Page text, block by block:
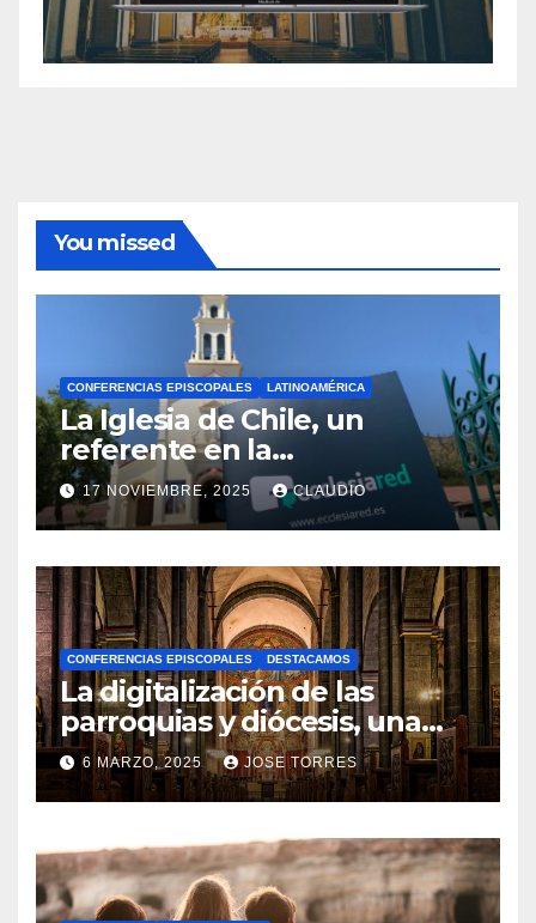
You missed
CONFERENCIAS EPISCOPALES LATINOAMÉRICA
La Iglesia de Chile, un
referente en la
transformación digital
gracias a Ecclesiared
17 NOVIEMBRE, 2025 CLAUDIO
N
O
H
A
Y
C
O
M
N
T
CONFERENCIAS EPISCOPALES DESTACAMOS
La digitalización de las
parroquias y diócesis, una
realidad ya para el futuro de
la Iglesia
6 MARZO, 2025 JOSE TORRES
N
O
H
A